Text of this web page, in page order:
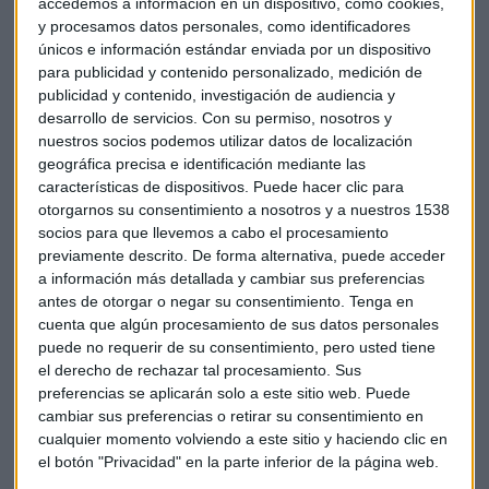
y procesamos datos personales, como identificadores
únicos e información estándar enviada por un dispositivo
para publicidad y contenido personalizado, medición de
publicidad y contenido, investigación de audiencia y
desarrollo de servicios. Con su permiso, nosotros y
nuestros socios podemos utilizar datos de localización
geográfica precisa e identificación mediante las
características de dispositivos. Puede hacer clic para
otorgarnos su consentimiento a nosotros y a nuestros 1538
socios para que llevemos a cabo el procesamiento
previamente descrito. De forma alternativa, puede acceder
a información más detallada y cambiar sus preferencias
antes de otorgar o negar su consentimiento. Tenga en
cuenta que algún procesamiento de sus datos personales
puede no requerir de su consentimiento, pero usted tiene
el derecho de rechazar tal procesamiento. Sus
preferencias se aplicarán solo a este sitio web. Puede
cambiar sus preferencias o retirar su consentimiento en
cualquier momento volviendo a este sitio y haciendo clic en
el botón "Privacidad" en la parte inferior de la página web.
Según Google Trends, 12 de los 13 temas más buscados del
día hacen referencia a los Oscar. Encabezan la lista Sonia
Monroy, probablemente por su desacertado vestido; Eddie
Redmayne, Patricia Arquette y Boyhood, que tanto
prometía y sorprendentemente ha resultado ser la peor
parada.
Además del clásico post de “las mejor y peor vestidas”
también los peinados están en el punto de mira. El de
Scarlett Johanson, Brad Pitt o Dakota Johnson han sido
algunos de los más buscados en Google durante la gala.
Y como ya es habitual, los memes en Twitter no han dejado
de provocar carcajadas con sus ingeniosos montajes.
Algunos tweets comparaban el peinado de Scarlett con el de
Cholo Simeone, el vestido de Marion Cotillard con sushi de
langostino o a Kelly Osbourne con Úrsula, la mala de La
Sirenita.